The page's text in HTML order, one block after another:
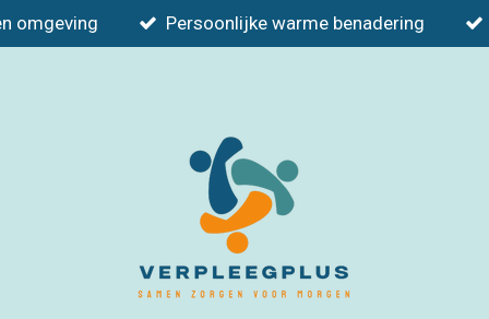
omgeving Persoonlijke warme benadering